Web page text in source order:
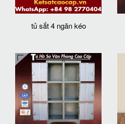
tủ sắt 4 ngăn kéo